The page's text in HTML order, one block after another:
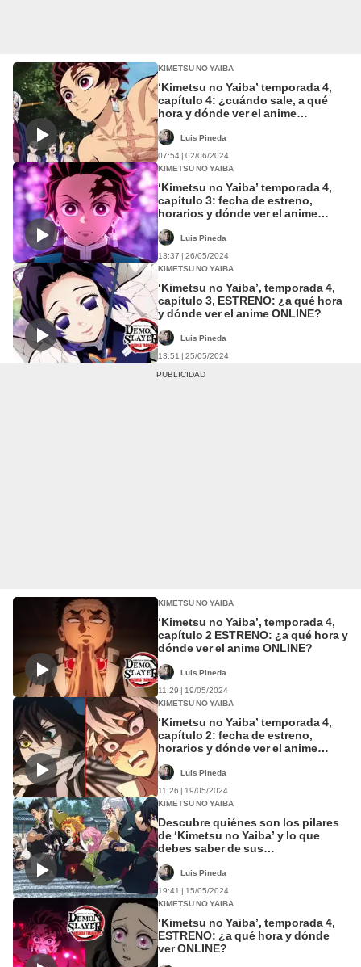
KIMETSU NO YAIBA
‘Kimetsu no Yaiba’ temporada 4,
capítulo 4: ¿cuándo sale, a qué
hora y dónde ver el anime
Luis Pineda
07:54 | 02/06/2024
KIMETSU NO YAIBA
‘Kimetsu no Yaiba’ temporada 4,
capítulo 3: fecha de estreno,
horarios y dónde ver el anime
Luis Pineda
13:37 | 26/05/2024
KIMETSU NO YAIBA
‘Kimetsu no Yaiba’, temporada 4,
capítulo 3, ESTRENO: ¿a qué hora
y dónde ver el anime ONLINE?
Luis Pineda
13:51 | 25/05/2024
KIMETSU NO YAIBA
‘Kimetsu no Yaiba’, temporada 4,
capítulo 2 ESTRENO: ¿a qué hora y
dónde ver el anime ONLINE?
Luis Pineda
11:29 | 19/05/2024
KIMETSU NO YAIBA
‘Kimetsu no Yaiba’ temporada 4,
capítulo 2: fecha de estreno,
horarios y dónde ver el anime
Luis Pineda
11:26 | 19/05/2024
KIMETSU NO YAIBA
Descubre quiénes son los pilares
de ‘Kimetsu no Yaiba’ y lo que
debes saber de sus
Luis Pineda
19:41 | 15/05/2024
KIMETSU NO YAIBA
‘Kimetsu no Yaiba’, temporada 4,
ESTRENO: ¿a qué hora y dónde
ver ONLINE?